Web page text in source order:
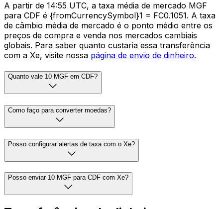
A partir de 14:55 UTC, a taxa média de mercado MGF
para CDF é {fromCurrencySymbol}1 = FC0.1051. A taxa
de câmbio média de mercado é o ponto médio entre os
preços de compra e venda nos mercados cambiais
globais. Para saber quanto custaria essa transferência
com a Xe, visite nossa página de envio de dinheiro.
Quanto vale 10 MGF em CDF?
Como faço para converter moedas?
Posso configurar alertas de taxa com o Xe?
Posso enviar 10 MGF para CDF com Xe?